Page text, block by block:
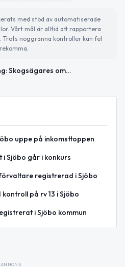
med stöd av automatiserade
Vårt mål är alltid att rapportera
Trots noggranna kontroller kan fel
Avhandling: Skogsägares omsorg räcker inte alltid för ökad biologisk mångfald
uppe på inkomsttoppen
i Sjöbo går i konkurs
registrerad i Sjöbo
på rv 13 i Sjöbo
i Sjöbo kommun
ANNONS